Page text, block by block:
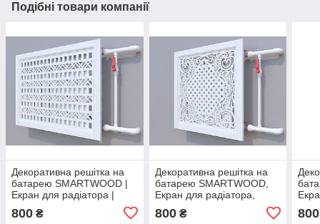
Подібні товари компанії
Декоративна решітка на
батарею SMARTWOOD |
Екран для радіатора |
розмір 600*600
800 ₴
Декоративна решітка на
батарею SMARTWOOD,
Екран для радіатора,
600*600
800₴ 800